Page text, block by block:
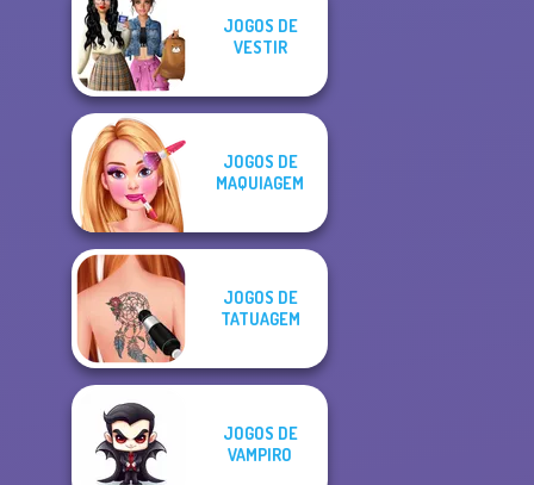
JOGOS DE
VESTIR
JOGOS DE
MAQUIAGEM
JOGOS DE
TATUAGEM
JOGOS DE
VAMPIRO